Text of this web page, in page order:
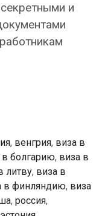
и
, венгрия, виза в
в болгарию, виза в
литву, виза в
в финляндию, виза
, россия,